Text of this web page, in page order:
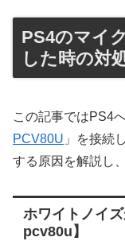
PS4のマイ
した時の対
この記事ではPS4
PCV80U 」を接続
する原因を解説し
ホワイトノイ
pcv80u】